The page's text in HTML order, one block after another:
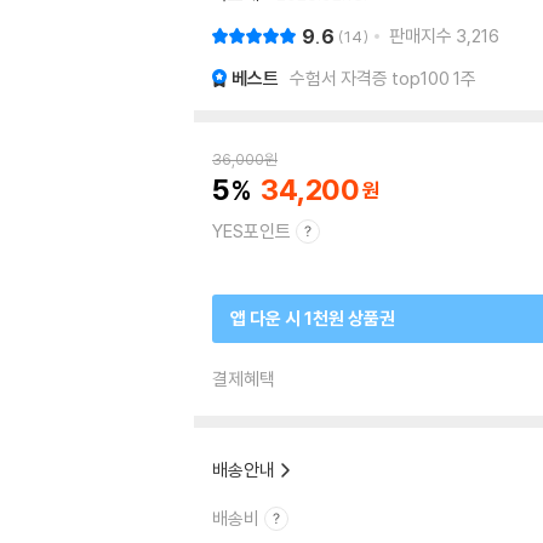
9.6 14 판매지수 3,216
베스트 수험서 자격증 top100 1주
36,000원
5 34,200
YES포인트
앱 다운 시 1천원 상품권
결제혜택
배송안내
배송비